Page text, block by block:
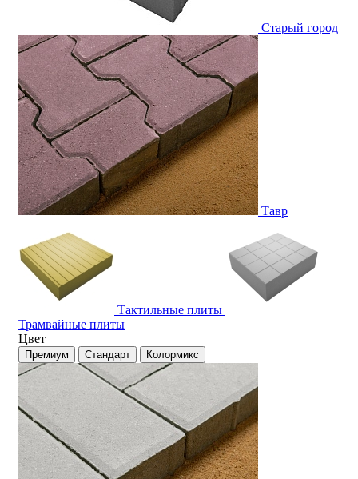
Старый город
Тавр
Тактильные плиты
Трамвайные плиты
Цвет
Премиум Стандарт Колормикс